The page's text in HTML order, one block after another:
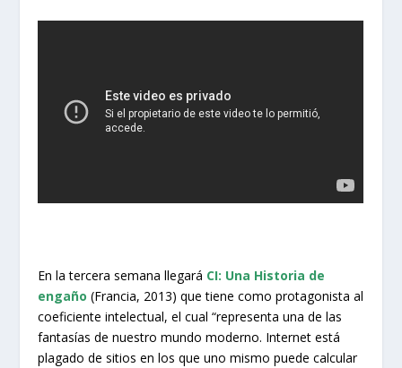
En la tercera semana llegará CI: Una Historia de
engaño (Francia, 2013) que tiene como protagonista al
coeficiente intelectual, el cual “representa una de las
fantasías de nuestro mundo moderno. Internet está
plagado de sitios en los que uno mismo puede calcular